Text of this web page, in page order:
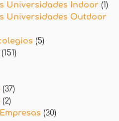
Universidades Indoor (1)
Universidades Outdoor
(5)
(151)
(37)
(2)
(30)